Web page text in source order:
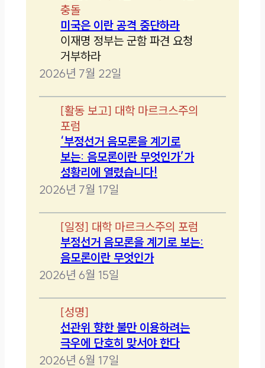
충돌
미국은 이란 공격 중단하라
이재명 정부는 군함 파견 요청
거부하라
2026년 7월 22일
[활동 보고] 대학 마르크스주의
포럼
‘부정선거 음모론을 계기로
보는: 음모론이란 무엇인가’가
성황리에 열렸습니다!
2026년 7월 17일
[일정] 대학 마르크스주의 포럼
부정선거 음모론을 계기로 보는:
음모론이란 무엇인가
2026년 6월 15일
[성명]
선관위 향한 불만 이용하려는
극우에 단호히 맞서야 한다
2026년 6월 17일